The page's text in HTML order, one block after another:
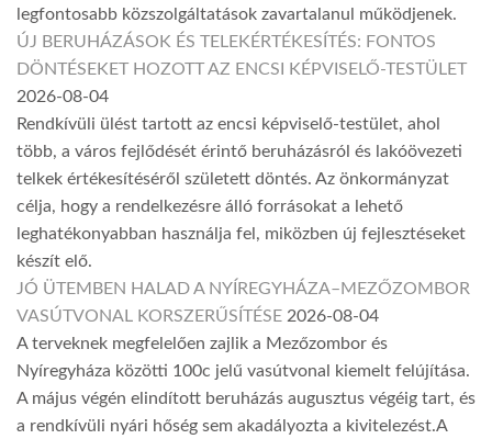
legfontosabb közszolgáltatások zavartalanul működjenek.
ÚJ BERUHÁZÁSOK ÉS TELEKÉRTÉKESÍTÉS: FONTOS
DÖNTÉSEKET HOZOTT AZ ENCSI KÉPVISELŐ-TESTÜLET
2026-08-04
Rendkívüli ülést tartott az encsi képviselő-testület, ahol
több, a város fejlődését érintő beruházásról és lakóövezeti
telkek értékesítéséről született döntés. Az önkormányzat
célja, hogy a rendelkezésre álló forrásokat a lehető
leghatékonyabban használja fel, miközben új fejlesztéseket
készít elő.
JÓ ÜTEMBEN HALAD A NYÍREGYHÁZA–MEZŐZOMBOR
VASÚTVONAL KORSZERŰSÍTÉSE 2026-08-04
A terveknek megfelelően zajlik a Mezőzombor és
Nyíregyháza közötti 100c jelű vasútvonal kiemelt felújítása.
A május végén elindított beruházás augusztus végéig tart, és
a rendkívüli nyári hőség sem akadályozta a kivitelezést.A